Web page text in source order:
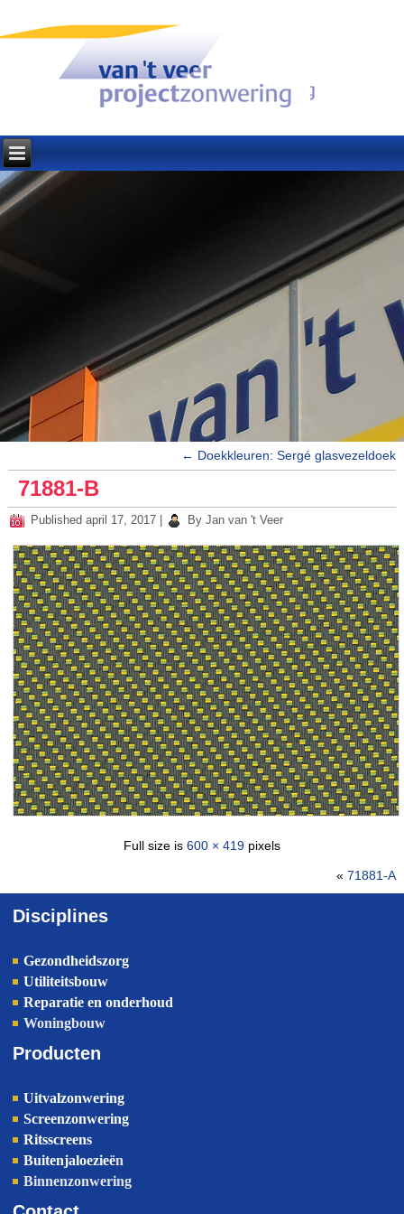
← Doekkleuren: Sergé glasvezeldoek
71881-B
Published april 17, 2017 By Jan van 't Veer
Full size is 600 × 419 pixels
« 71881-A
Disciplines
Gezondheidszorg
Utiliteitsbouw
Reparatie en onderhoud
Woningbouw
Producten
Uitvalzonwering
Screenzonwering
Ritsscreens
Buitenjaloezieën
Binnenzonwering